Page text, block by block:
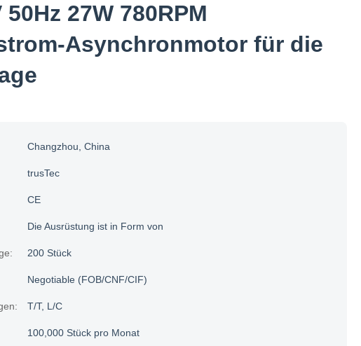
50Hz 27W 780RPM
Asynchronmotor für die
Changzhou, China
trusTec
CE
Die Ausrüstung ist in Form von
200 Stück
Negotiable (FOB/CNF/CIF)
T/T, L/C
100,000 Stück pro Monat